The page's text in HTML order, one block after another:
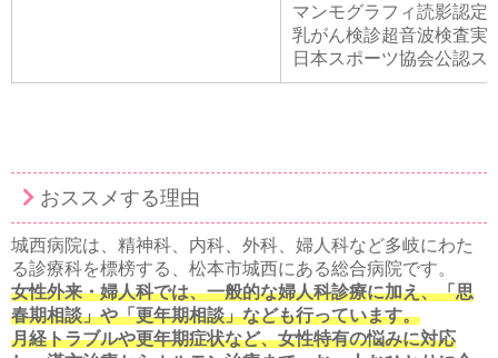
マンモグラフィ読影認定
乳がん検診超音波検査実
日本スポーツ協会公認ス
おススメする理由
城西病院は、精神科、内科、外科、婦人科など多岐にわた
る診療科を標榜する、松本市城西にある総合病院です。
女性外来・婦人科では、一般的な婦人科診療に加え、「思
春期相談」や「更年期相談」なども行っています。
月経トラブルや更年期症状など、女性特有の悩みに対応